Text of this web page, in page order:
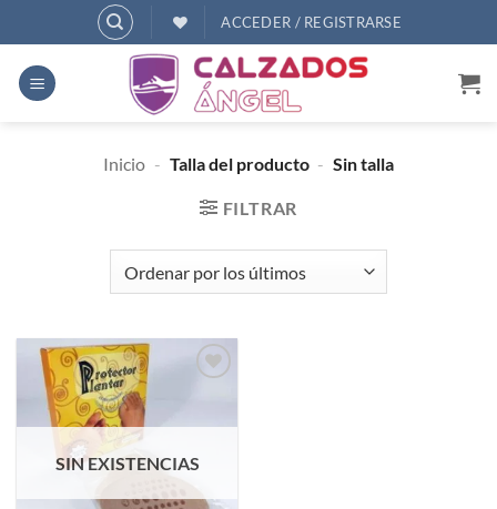
al
contenido
ACCEDER / REGISTRARSE
Inicio - Talla del producto - Sin talla
FILTRAR
deseos
SIN EXISTENCIAS